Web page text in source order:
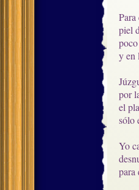
piel
y en
por
el
sólo
Yo
para